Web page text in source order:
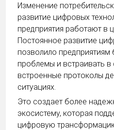
Изменение
развитие цифровых
предприятия работают в
Постоянное развитие
позволило предприятиям
проблемы и встраивать в
встроенные протоколы
ситуациях.
Это создает более
экосистему, которая
цифровую